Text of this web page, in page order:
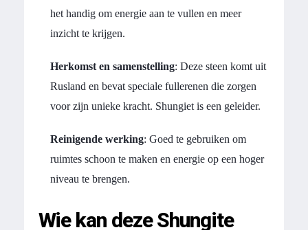
het handig om energie aan te vullen en meer
inzicht te krijgen.
Herkomst en samenstelling: Deze steen komt uit
Rusland en bevat speciale fullerenen die zorgen
voor zijn unieke kracht. Shungiet is een geleider.
Reinigende werking: Goed te gebruiken om
ruimtes schoon te maken en energie op een hoger
niveau te brengen.
Wie kan deze Shungite